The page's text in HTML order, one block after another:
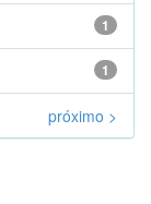
1
1
próximo >